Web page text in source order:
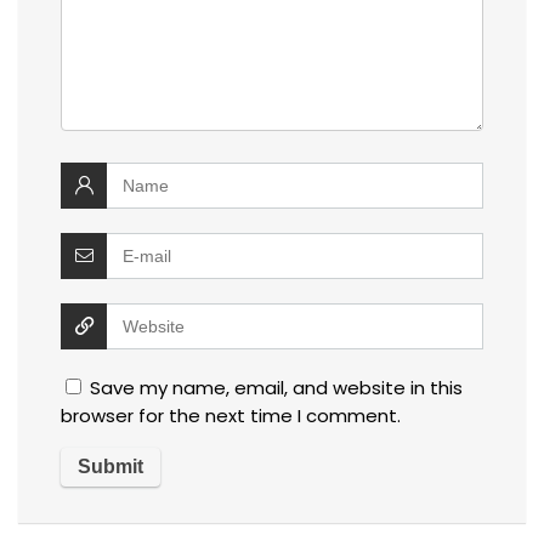
Save my name, email, and website in this
browser for the next time I comment.